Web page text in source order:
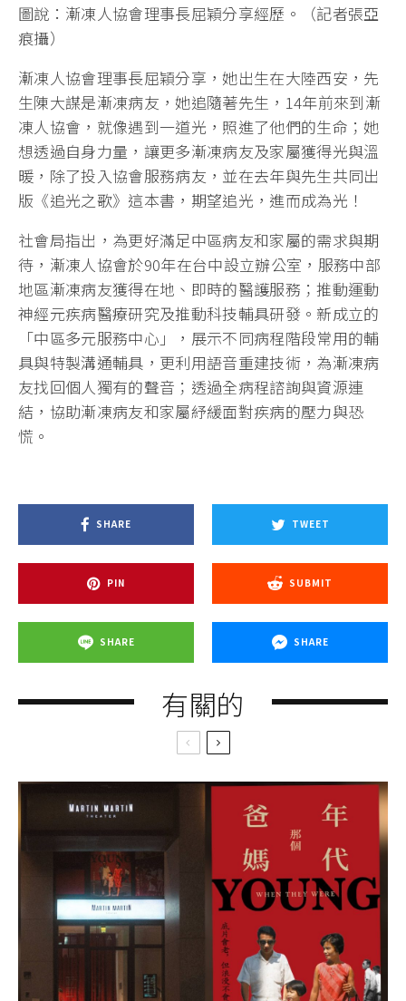
圖說：漸凍人協會理事長屈穎分享經歷。（記者張亞
痕攝）
漸凍人協會理事長屈穎分享，她出生在大陸西安，先
生陳大謀是漸凍病友，她追隨著先生，14年前來到漸
凍人協會，就像遇到一道光，照進了他們的生命；她
想透過自身力量，讓更多漸凍病友及家屬獲得光與溫
暖，除了投入協會服務病友，並在去年與先生共同出
版《追光之歌》這本書，期望追光，進而成為光！
社會局指出，為更好滿足中區病友和家屬的需求與期
待，漸凍人協會於90年在台中設立辦公室，服務中部
地區漸凍病友獲得在地、即時的醫護服務；推動運動
神經元疾病醫療研究及推動科技輔具研發。新成立的
「中區多元服務中心」，展示不同病程階段常用的輔
具與特製溝通輔具，更利用語音重建技術，為漸凍病
友找回個人獨有的聲音；透過全病程諮詢與資源連
結，協助漸凍病友和家屬紓緩面對疾病的壓力與恐
慌。
SHARE TWEET
PIN SUBMIT
SHARE SHARE
有關的